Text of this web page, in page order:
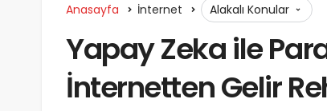
Anasayfa İnternet Alakalı Konular
Yapay Zeka ile
İnternetten Gelir